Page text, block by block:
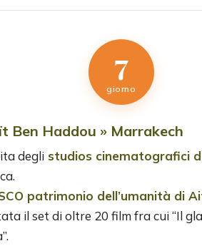
7
giorno
Ben Haddou » Marrakech
degli studios cinematografici
patrimonio dell’umanità di
il set di oltre 20 film fra cui “Il